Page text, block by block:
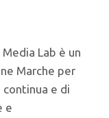
Lab è un
Marche per
e di
e